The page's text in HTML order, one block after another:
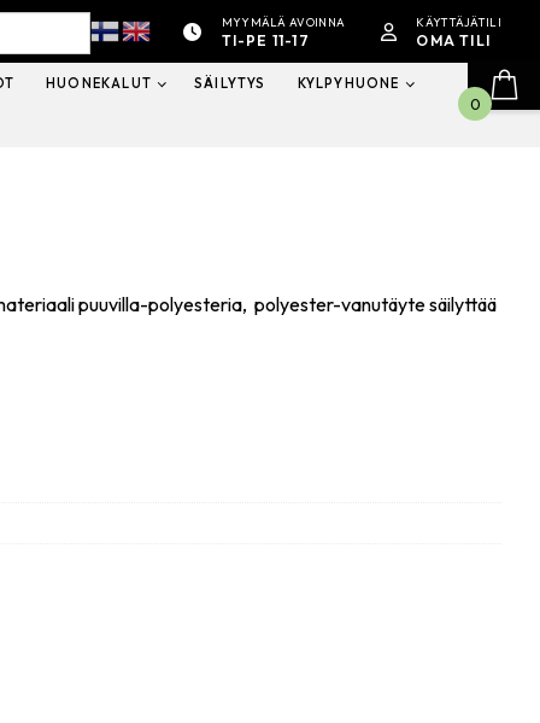
MYYMÄLÄ AVOINNA
TI-PE 11-17
KÄYTTÄJÄTILI
OMA TILI
HUONEKALUT SÄILYTYS KYLPYHUONE
puuvilla-polyesteria, polyester-vanutäyte säilyttää
0